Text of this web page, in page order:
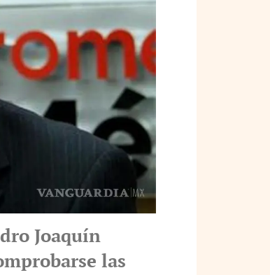
Joaquín
las